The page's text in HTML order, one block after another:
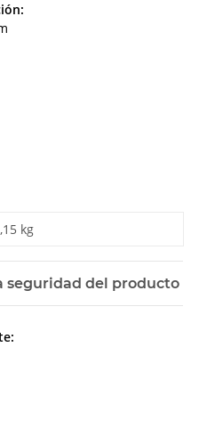
kg
seguridad del producto